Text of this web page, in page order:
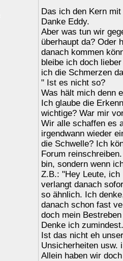
Das ich den Kern
Danke Eddy.
Aber was tun wir
überhaupt da? Oder
danach kommen
bleibe ich doch
ich die Schmerzen
" Ist es nicht so?
Was hält mich denn
Ich glaube die
wichtige? War mir
Wir alle schaffen es
irgendwann wieder
die Schwelle? Ich
Forum
bin, sondern wenn
Z.B.: "Hey Leute,
verlangt danach
so ähnlich. Ich
danach schon fast
doch mein
Denke ich zumindest.
Ist das nicht eh
Unsicherheiten usw.
Allein haben wir